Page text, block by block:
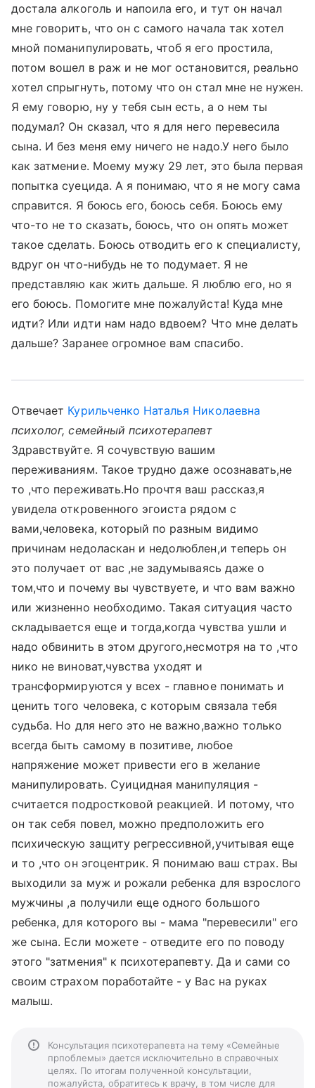
достала алкоголь и напоила его, и тут он начал
мне говорить, что он с самого начала так хотел
мной поманипулировать, чтоб я его простила,
потом вошел в раж и не мог остановится, реально
хотел спрыгнуть, потому что он стал мне не нужен.
Я ему говорю, ну у тебя сын есть, а о нем ты
подумал? Он сказал, что я для него перевесила
сына. И без меня ему ничего не надо.У него было
как затмение. Моему мужу 29 лет, это была первая
попытка суецида. А я понимаю, что я не могу сама
справится. Я боюсь его, боюсь себя. Боюсь ему
что-то не то сказать, боюсь, что он опять может
такое сделать. Боюсь отводить его к специалисту,
вдруг он что-нибудь не то подумает. Я не
представляю как жить дальше. Я люблю его, но я
его боюсь. Помогите мне пожалуйста! Куда мне
идти? Или идти нам надо вдвоем? Что мне делать
дальше? Заранее огромное вам спасибо.
Отвечает Курильченко Наталья Николаевна
психолог, семейный психотерапевт
Здравствуйте. Я сочувствую вашим
переживаниям. Такое трудно даже осознавать,не
то ,что переживать.Но прочтя ваш рассказ,я
увидела откровенного эгоиста рядом с
вами,человека, который по разным видимо
причинам недоласкан и недолюблен,и теперь он
это получает от вас ,не задумываясь даже о
том,что и почему вы чувствуете, и что вам важно
или жизненно необходимо. Такая ситуация часто
складывается еще и тогда,когда чувства ушли и
надо обвинить в этом другого,несмотря на то ,что
нико не виноват,чувства уходят и
трансформируются у всех - главное понимать и
ценить того человека, с которым связала тебя
судьба. Но для него это не важно,важно только
всегда быть самому в позитиве, любое
напряжение может привести его в желание
манипулировать. Суицидная манипуляция -
считается подростковой реакцией. И потому, что
он так себя повел, можно предположить его
психическую защиту регрессивной,учитывая еще
и то ,что он эгоцентрик. Я понимаю ваш страх. Вы
выходили за муж и рожали ребенка для взрослого
мужчины ,а получили еще одного большого
ребенка, для которого вы - мама "перевесили" его
же сына. Если можете - отведите его по поводу
этого "затмения" к психотерапевту. Да и сами со
своим страхом поработайте - у Вас на руках
малыш.
Консультация психотерапевта на тему «Семейные
прпоблемы» дается исключительно в справочных
целях. По итогам полученной консультации,
пожалуйста, обратитесь к врачу, в том числе для